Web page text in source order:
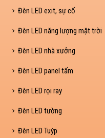
Đèn LED exit, sự cố
Đèn LED năng lượng mặt trời
Đèn LED nhà xưởng
Đèn LED panel tấm
Đèn LED rọi ray
Đèn LED tường
Đèn LED Tuýp